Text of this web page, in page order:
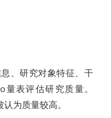
、研究对象特征、干
表评估研究质量。
为质量较高。